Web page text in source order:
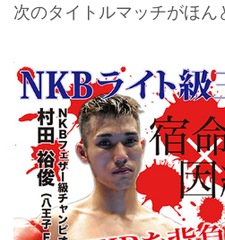
次のタイトルマッチがほん